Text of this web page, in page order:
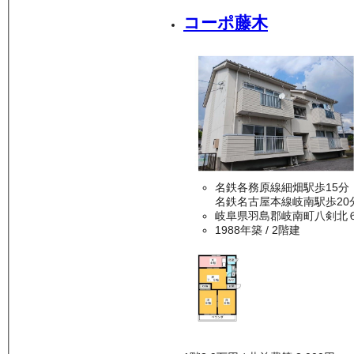
コーポ藤木
名鉄各務原線細畑駅歩15分
名鉄名古屋本線岐南駅歩20
岐阜県羽島郡岐南町八剣北
1988年築 / 2階建